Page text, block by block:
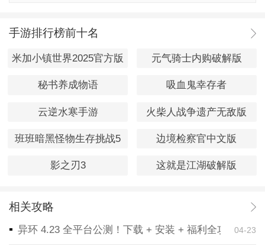
手游排行榜前十名
米加小镇世界2025官方版 元气骑士内购破解版
秘书养成物语 吸血鬼幸存者
云逆水寒手游 火柴人战争遗产无敌版
班班暗黑怪物生存挑战5 边境检察官中文版
影之刃3 这就是江湖破解版
相关攻略
异环 4.23 全平台公测！下载 + 安装 + 福利全攻略，一
04-23